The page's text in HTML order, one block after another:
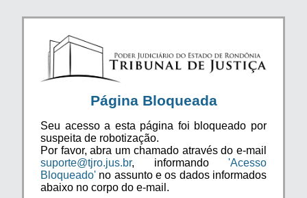
Página Bloqueada
Seu acesso a esta página foi bloqueado por
suspeita de robotização.
Por favor, abra um chamado através do e-mail
suporte@tjro.jus.br, informando 'Acesso
Bloqueado' no assunto e os dados informados
abaixo no corpo do e-mail.